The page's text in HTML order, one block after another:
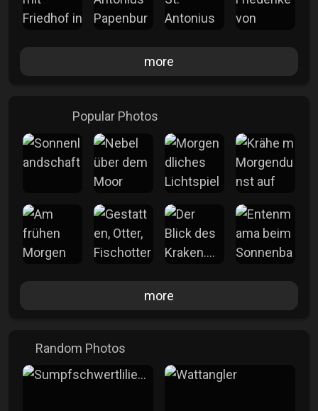
more
Popular Photos
more
Random Photos